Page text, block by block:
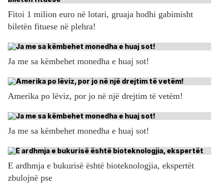
Fitoi 1 milion euro në lotari, gruaja hodhi gabimisht
biletën fituese në plehra!
Ja me sa këmbehet monedha e huaj sot!
Amerika po lëviz, por jo në një drejtim të vetëm!
Ja me sa këmbehet monedha e huaj sot!
E ardhmja e bukurisë është bioteknologjia, ekspertët
zbulojnë pse